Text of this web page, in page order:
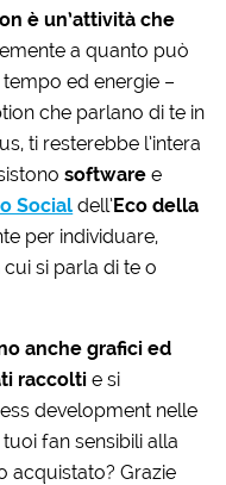
è un’attività che
a quanto può
ed energie –
che parlano di te in
ti resterebbe l’intera
softwaree
Social dell’Eco della
per individuare,
si parla di te o
anche grafici ed
raccolti e si
development nelle
fan sensibili alla
acquistato? Grazie